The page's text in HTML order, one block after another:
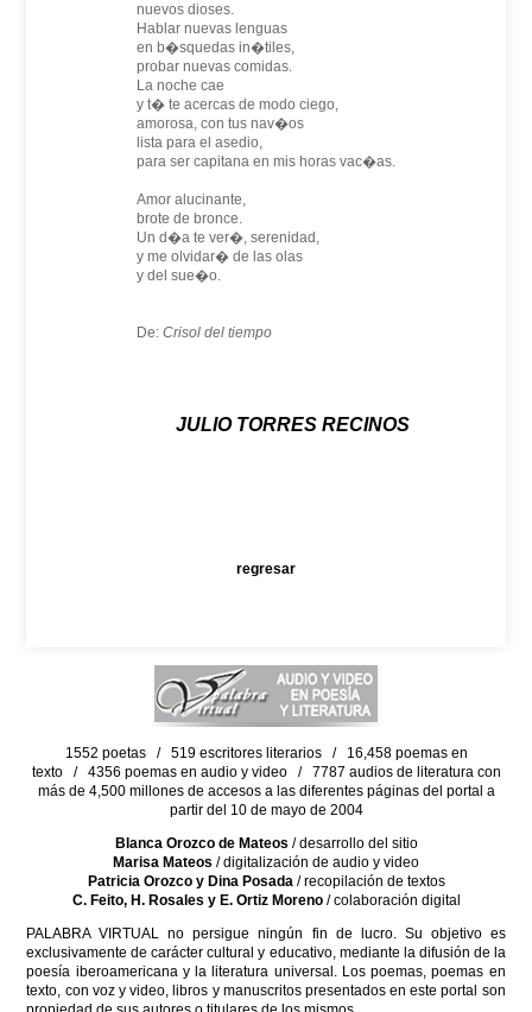
nuevos dioses.
Hablar nuevas lenguas
en b�squedas in�tiles,
probar nuevas comidas.
La noche cae
y t� te acercas de modo ciego,
amorosa, con tus nav�os
lista para el asedio,
para ser capitana en mis horas vac�as.
Amor alucinante,
brote de bronce.
Un d�a te ver�, serenidad,
y me olvidar� de las olas
y del sue�o.
De: Crisol del tiempo
JULIO TORRES RECINOS
regresar
1552 poetas / 519 escritores literarios / 16,458 poemas en
texto / 4356 poemas en audio y video / 7787 audios de literatura con
más de 4,500 millones de accesos a las diferentes páginas del portal a
partir del 10 de mayo de 2004
Blanca Orozco de Mateos / desarrollo del sitio
Marisa Mateos / digitalización de audio y video
Patricia Orozco y Dina Posada/ recopilación de textos
C. Feito, H. Rosales y E. Ortiz Moreno/ colaboración digital
PALABRA VIRTUAL no persigue ningún fin de lucro. Su objetivo es
exclusivamente de carácter cultural y educativo, mediante la difusión de la
poesía iberoamericana y la literatura universal. Los poemas, poemas en
texto, con voz y video, libros y manuscritos presentados en este portal son